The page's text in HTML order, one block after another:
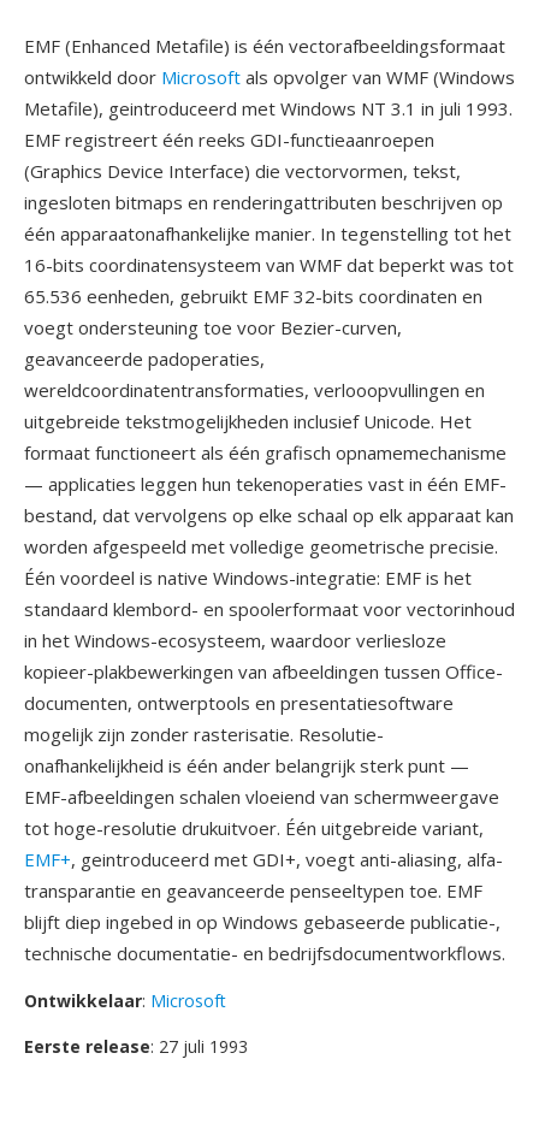
EMF (Enhanced Metafile) is één vectorafbeeldingsformaat
ontwikkeld door Microsoft als opvolger van WMF (Windows
Metafile), geintroduceerd met Windows NT 3.1 in juli 1993.
EMF registreert één reeks GDI-functieaanroepen
(Graphics Device Interface) die vectorvormen, tekst,
ingesloten bitmaps en renderingattributen beschrijven op
één apparaatonafhankelijke manier. In tegenstelling tot het
16-bits coordinatensysteem van WMF dat beperkt was tot
65.536 eenheden, gebruikt EMF 32-bits coordinaten en
voegt ondersteuning toe voor Bezier-curven,
geavanceerde padoperaties,
wereldcoordinatentransformaties, verlooopvullingen en
uitgebreide tekstmogelijkheden inclusief Unicode. Het
formaat functioneert als één grafisch opnamemechanisme
— applicaties leggen hun tekenoperaties vast in één EMF-
bestand, dat vervolgens op elke schaal op elk apparaat kan
worden afgespeeld met volledige geometrische precisie.
Één voordeel is native Windows-integratie: EMF is het
standaard klembord- en spoolerformaat voor vectorinhoud
in het Windows-ecosysteem, waardoor verliesloze
kopieer-plakbewerkingen van afbeeldingen tussen Office-
documenten, ontwerptools en presentatiesoftware
mogelijk zijn zonder rasterisatie. Resolutie-
onafhankelijkheid is één ander belangrijk sterk punt —
EMF-afbeeldingen schalen vloeiend van schermweergave
tot hoge-resolutie drukuitvoer. Één uitgebreide variant,
EMF+, geintroduceerd met GDI+, voegt anti-aliasing, alfa-
transparantie en geavanceerde penseeltypen toe. EMF
blijft diep ingebed in op Windows gebaseerde publicatie-,
technische documentatie- en bedrijfsdocumentworkflows.
Ontwikkelaar: Microsoft
Eerste release: 27 juli 1993